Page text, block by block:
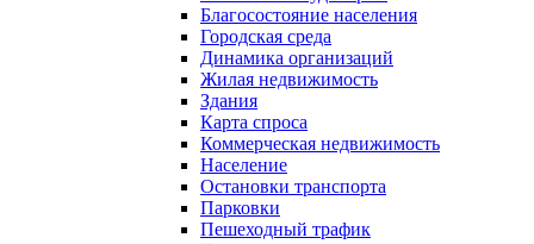
Благосостояние населения
Городская среда
Динамика организаций
Жилая недвижимость
Здания
Карта спроса
Коммерческая недвижимость
Население
Остановки транспорта
Парковки
Пешеходный трафик